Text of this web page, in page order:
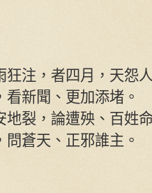
狂注，者四月，天怨
看新聞、更加添堵。
地裂，論遭殃、百姓
蒼天、正邪誰主。